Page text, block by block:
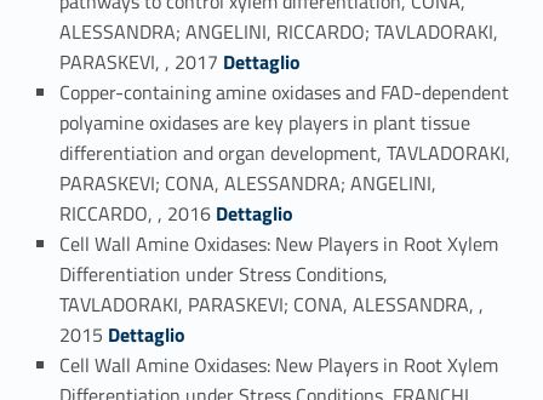
ALESSANDRA; ANGELINI, RICCARDO; TAVLADORAKI,
PARASKEVI, , 2017 Link identifier #identifier_person_34421-12
Dettaglio
Copper-containing amine oxidases and FAD-dependent
polyamine oxidases are key players in plant tissue
differentiation and organ development, TAVLADORAKI,
PARASKEVI; CONA, ALESSANDRA; ANGELINI,
RICCARDO, , 2016Link identifier #identifier_person_33405-13
Dettaglio
Cell Wall Amine Oxidases: New Players in Root Xylem
Differentiation under Stress Conditions,
TAVLADORAKI, PARASKEVI; CONA, ALESSANDRA, ,
2015 Link identifier #identifier_person_40745-14
Dettaglio
Cell Wall Amine Oxidases: New Players in Root Xylem